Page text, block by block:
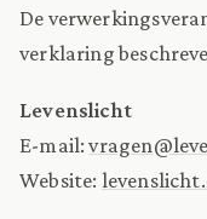
De
verklaring
Levenslicht
E-mail:
Website: